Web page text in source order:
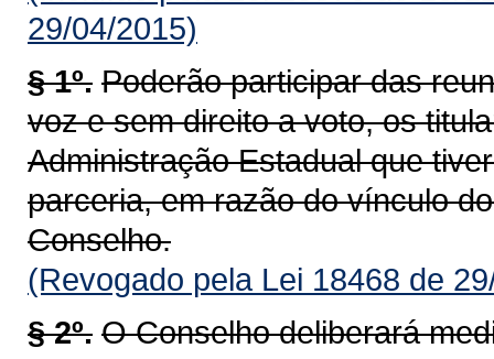
29/04/2015)
§ 1º. Poderão participar das
voz e sem direito a voto, os
Administração Estadual que
parceria, em razão do vínculo
Conselho.
(Revogado pela Lei 18468 de
§ 2º. O Conselho deliberará